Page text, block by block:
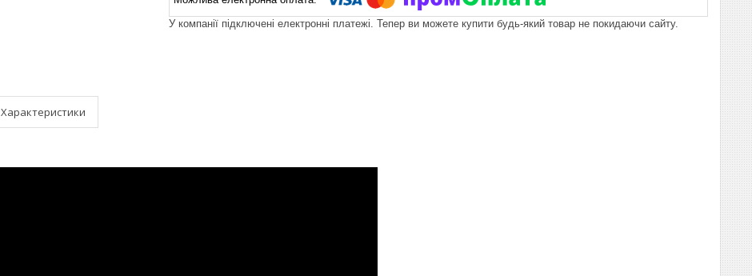
У компанії підключені електронні платежі. Тепер ви можете купити будь-який товар не покидаючи сайту.
Характеристики